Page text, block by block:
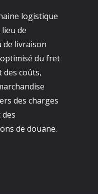
logistique
de
de livraison
du fret
des coûts,
des charges
de douane.